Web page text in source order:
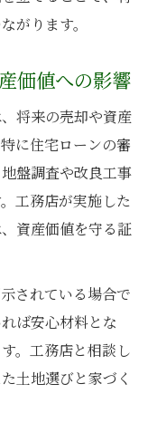
がります。
価値への影響
将来の売却や資産
に住宅ローンの審
盤調査や改良工事
工務店が実施した
資産価値を守る証
されている場合で
ば安心材料とな
。工務店と相談し
土地選びと家づく